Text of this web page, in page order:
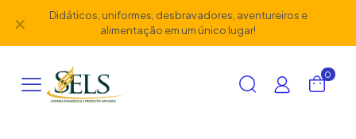
Didáticos, uniformes, desbravadores, aventureiros e
alimentação em um único lugar!
✕
0